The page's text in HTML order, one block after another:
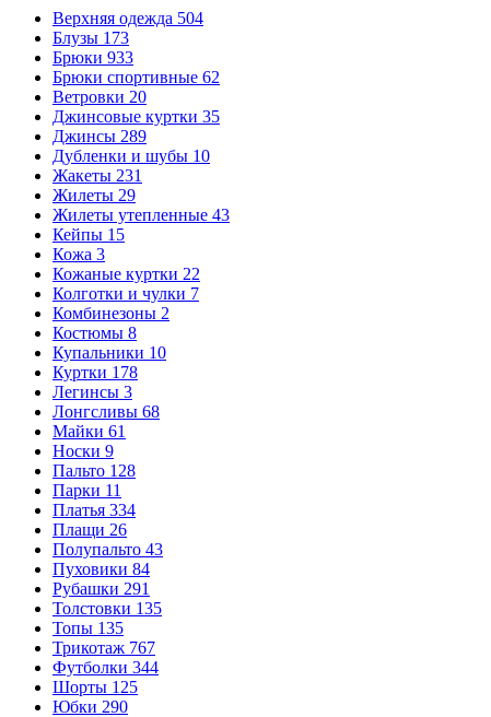
Верхняя одежда 504
Блузы 173
Брюки 933
Брюки спортивные 62
Ветровки 20
Джинсовые куртки 35
Джинсы 289
Дубленки и шубы 10
Жакеты 231
Жилеты 29
Жилеты утепленные 43
Кейпы 15
Кожа 3
Кожаные куртки 22
Колготки и чулки 7
Комбинезоны 2
Костюмы 8
Купальники 10
Куртки 178
Легинсы 3
Лонгсливы 68
Майки 61
Носки 9
Пальто 128
Парки 11
Платья 334
Плащи 26
Полупальто 43
Пуховики 84
Рубашки 291
Толстовки 135
Топы 135
Трикотаж 767
Футболки 344
Шорты 125
Юбки 290